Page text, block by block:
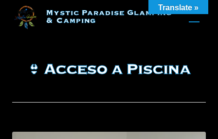
Skip
content
Mystic Paradise Glamping
& Camping
👙 Acceso a Piscina
Translate »